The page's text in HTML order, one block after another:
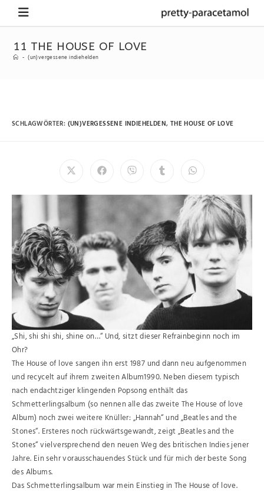
11 THE HOUSE OF LOVE
- (un)vergessene indiehelden
SCHLAGWÖRTER: (UN)VERGESSENE INDIEHELDEN, THE HOUSE OF LOVE
„Shi, shi shi shi, shine on…“ Und, sitzt dieser Refrainbeginn noch im
Ohr?
The House of love sangen ihn erst 1987 und dann neu aufgenommen
und recycelt auf ihrem zweiten Album1990. Neben diesem typisch
nach endachtziger klingenden Popsong enthält das
Schmetterlingsalbum (so nennen alle das zweite The House of love
Album) noch zwei weitere Knüller: „Hannah“ und „Beatles and the
Stones“. Ersteres noch rückwärtsgewandt, zeigt „Beatles and the
Stones“ vielversprechend den neuen Weg des britischen Indies jener
Jahre. Ein sehr vorausschauendes Stück und für mich der beste Song
des Albums.
Das Schmetterlingsalbum war mein Einstieg in The House of love.